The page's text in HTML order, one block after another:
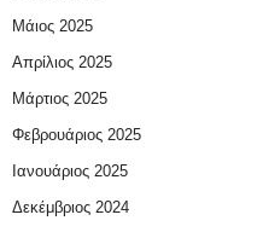
Μάιος 2025
Απρίλιος 2025
Μάρτιος 2025
Φεβρουάριος 2025
Ιανουάριος 2025
Δεκέμβριος 2024